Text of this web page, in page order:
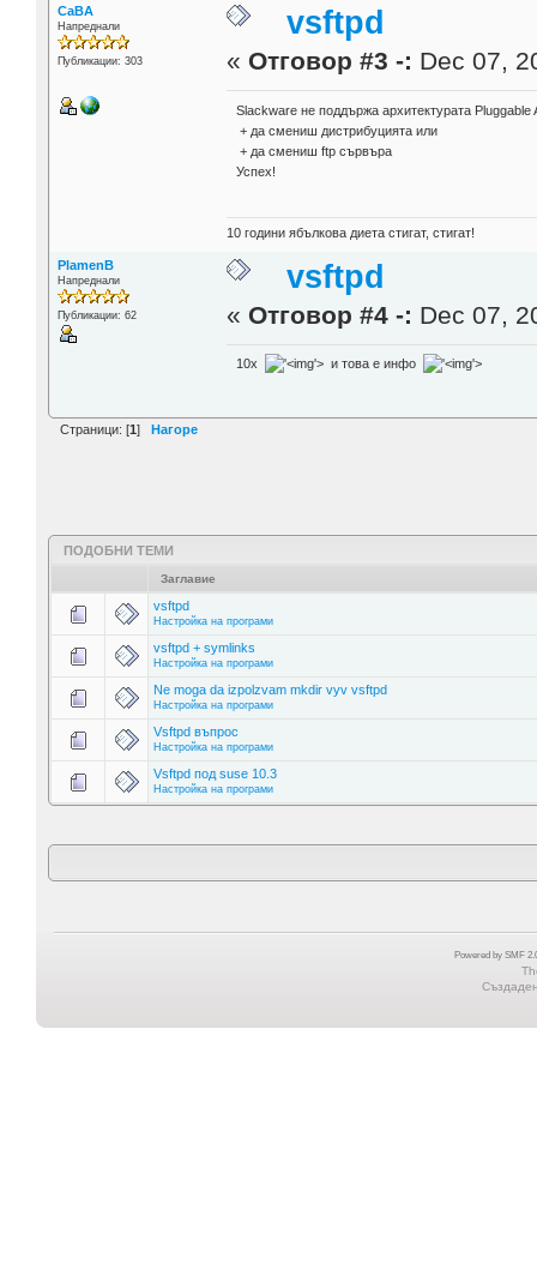
CaBA
Напреднали
Публикации: 303
vsftpd
« Отговор #3 -: Dec 07,
Slackware не поддържа архитектурата
+ да смениш дистрибуцията или
+ да смениш ftp сървъра
Успех!
10 години ябълкова диета стигат, стигат!
PlamenB
Напреднали
Публикации: 62
vsftpd
« Отговор #4 -: Dec 07,
10x '> и това е инфо '>
Страници: [1] Нагоре
ПОДОБНИ ТЕМИ
Заглавие
vsftpd
Настройка на програми
vsftpd + symlinks
Настройка на програми
Ne moga da izpolzvam mkdir vyv vsftpd
Настройка на програми
Vsftpd въпрос
Настройка на програми
Vsftpd под suse 10.3
Настройка на програми
Powered by SMF